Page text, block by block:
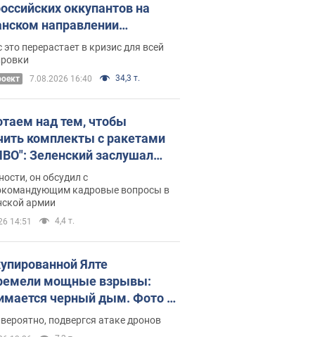
оккупантов на
направлении
дискомфорт: как это
это перерастает в кризис для всей
7.08.2026 16:40 34,3 т.
над тем, чтобы
комплекты с ракетами
Зеленский заслушал
Драпатого и объявил о
мерах
он обсудил с
кадровые вопросы в
армии
14:51 4,4 т.
Ялте
мощные взрывы:
черный дым. Фото и
подвергся атаке дронов